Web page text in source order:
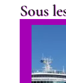
Sous